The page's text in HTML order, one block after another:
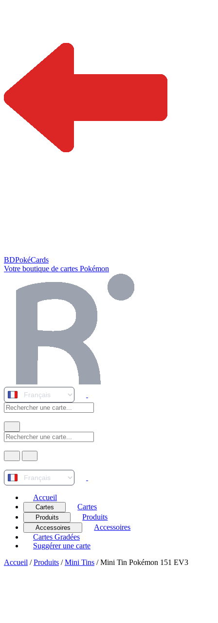
BDPokéCards
Votre boutique de cartes Pokémon
Accueil
Cartes Cartes
Produits Produits
Accessoires
Accessoires
Cartes Gradées
Suggérer une carte
Accueil / Produits / Mini Tins / Mini Tin Pokémon 151 EV3